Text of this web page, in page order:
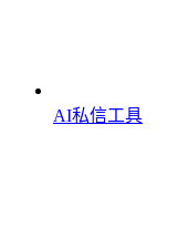
AI私信工具